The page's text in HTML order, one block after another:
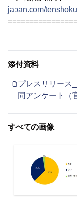
japan.com/
添付資料
プレスリリース
同アンケート（
すべての画像